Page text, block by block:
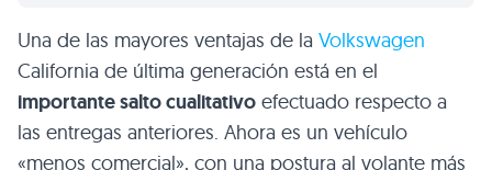
Una de las mayores ventajas de la Volkswagen
California de última generación está en el
importante salto cualitativo efectuado respecto a
las entregas anteriores. Ahora es un vehículo
«menos comercial», con una postura al volante más